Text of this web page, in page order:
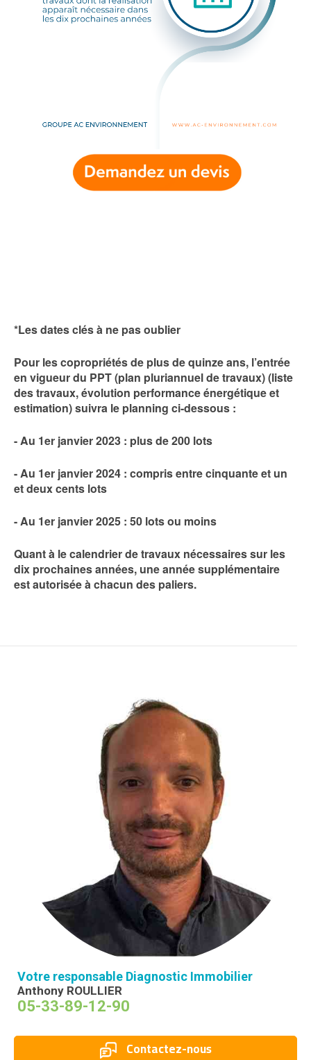
*Les dates clés à ne pas oublier
Pour les copropriétés de plus de quinze ans, l’entrée
en vigueur du PPT (plan pluriannuel de travaux) (liste
des travaux, évolution performance énergétique et
estimation) suivra le planning ci-dessous :
- Au 1er janvier 2023 : plus de 200 lots
- Au 1er janvier 2024 : compris entre cinquante et un
et deux cents lots
- Au 1er janvier 2025 : 50 lots ou moins
Quant à le calendrier de travaux nécessaires sur les
dix prochaines années, une année supplémentaire
est autorisée à chacun des paliers.
Votre responsable Diagnostic Immobilier
Anthony ROULLIER
05-33-89-12-90
Contactez-nous